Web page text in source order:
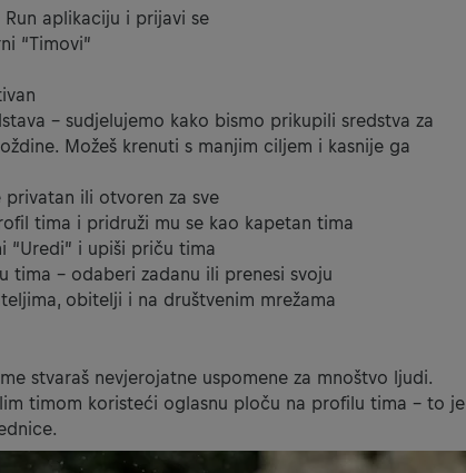
aplikaciju i prijavi se
“Timovi”
– sudjelujemo kako bismo prikupili sredstva za
Možeš krenuti s manjim ciljem i kasnije ga
ili otvoren za sve
tima i pridruži mu se kao kapetan tima
i upiši priču tima
tima – odaberi zadanu ili prenesi svoju
obitelji i na društvenim mrežama
stvaraš nevjerojatne uspomene za mnoštvo ljudi.
timom koristeći oglasnu ploču na profilu tima – to je